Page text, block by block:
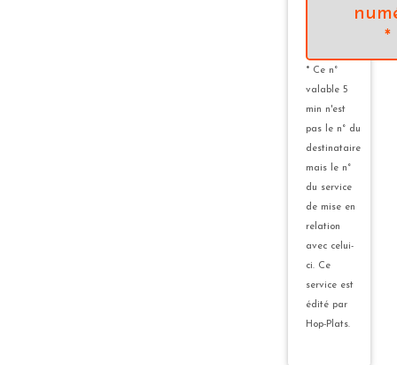
*
* Ce n°
valable 5
min n'est
pas le n° du
destinataire
mais le n°
du service
de mise en
relation
avec celui-
ci. Ce
service est
édité par
Hop-Plats.